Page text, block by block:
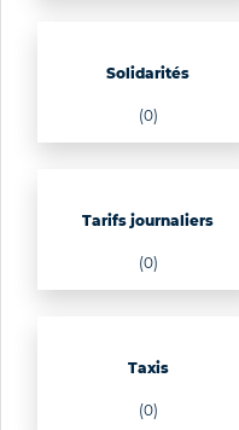
Solidarités
(0)
Tarifs journaliers
(0)
Taxis
(0)